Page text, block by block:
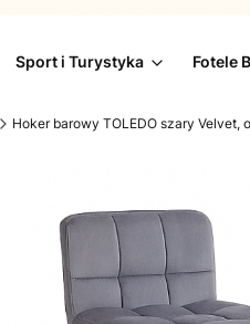
Sport i Turystyka Fotele
Hoker barowy TOLEDO szary